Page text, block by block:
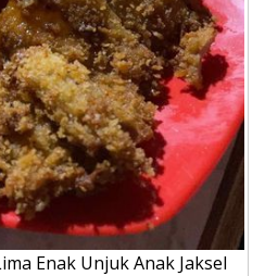
Enak Unjuk Anak Jaksel